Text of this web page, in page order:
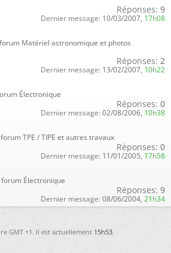
Réponses: 9
Dernier message: 10/03/2007, 17h08
Matériel astronomique et photos
Réponses: 2
Dernier message: 13/02/2007, 10h22
Électronique
Réponses: 0
Dernier message: 02/08/2006, 10h38
TPE / TIPE et autres travaux
Réponses: 0
Dernier message: 11/01/2005, 17h58
Électronique
Réponses: 9
Dernier message: 08/06/2004, 21h34
GMT +1. Il est actuellement15h53.